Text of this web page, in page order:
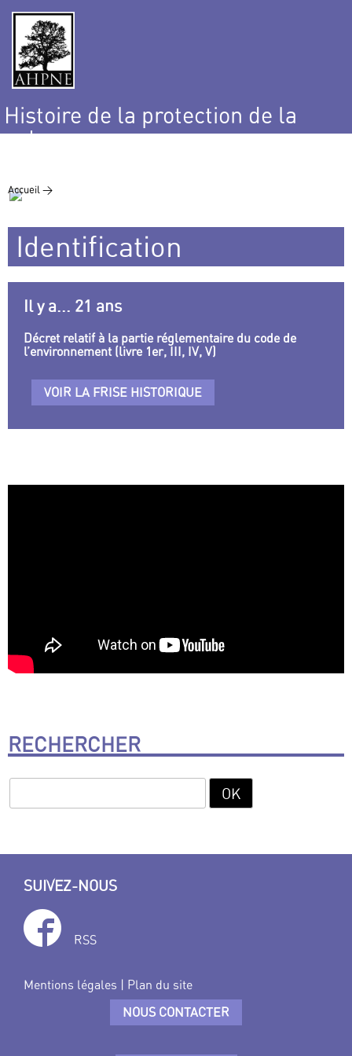
Histoire de la protection de la
nature
Accueil >
Identification
Il y a... 21 ans
Décret relatif à la partie réglementaire du code de
l’environnement (livre 1er, III, IV, V)
VOIR LA FRISE HISTORIQUE
RECHERCHER
SUIVEZ-NOUS
RSS
Mentions légales | Plan du site
NOUS CONTACTER